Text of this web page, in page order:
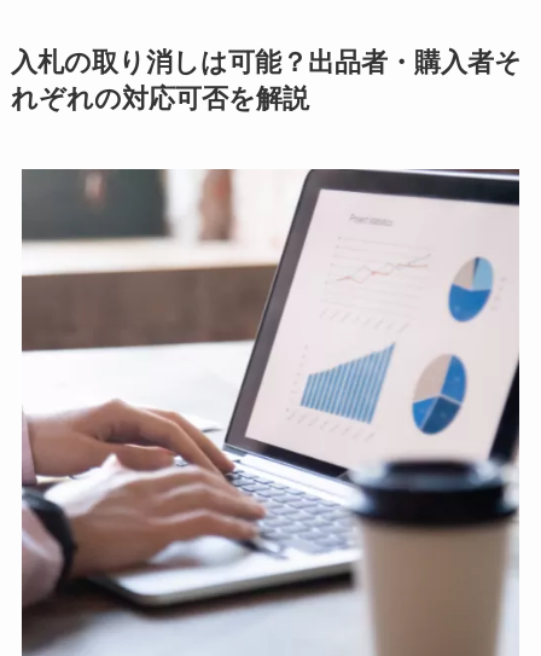
入札の取り消しは可能？出品者・購入者そ
れぞれの対応可否を解説